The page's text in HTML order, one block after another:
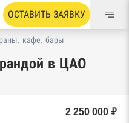
ОСТАВИТЬ ЗАЯВКУ
кафе, бары
в ЦАО
2 250 000 ₽